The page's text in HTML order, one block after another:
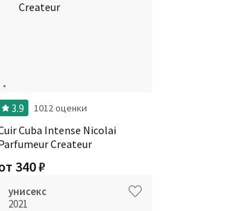
3.9 1012 оценки
Cuba Intense Nicolai
Createur
340₽
унисекс
2021